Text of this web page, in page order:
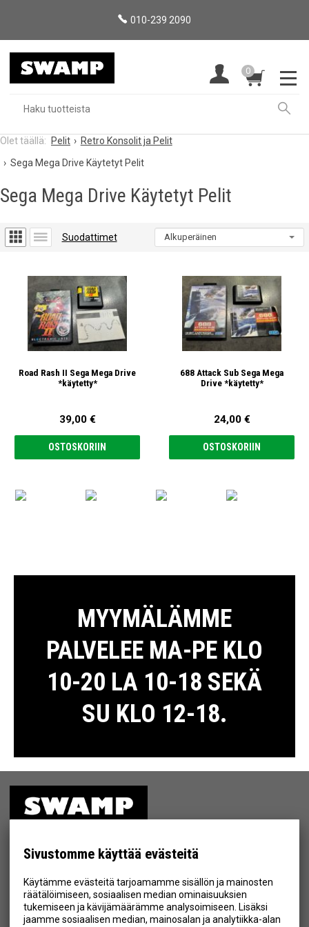
Sivustomme käyttää evästeitä
Käytämme evästeitä tarjoamamme sisällön ja mainosten
räätälöimiseen, sosiaalisen median ominaisuuksien
tukemiseen ja kävijämäärämme analysoimiseen. Lisäksi
jaamme sosiaalisen median, mainosalan ja analytiikka-alan
010-239 2090
0
Pelit
Retro Konsolit ja Pelit
Sega Mega Drive Käytetyt Pelit
Sega Mega Drive Käytetyt Pelit
Suodattimet
Road Rash II Sega Mega Drive
*käytetty*
39,00 €
OSTOSKORIIN
688 Attack Sub Sega Mega
Drive *käytetty*
24,00 €
OSTOSKORIIN
MYYMÄLÄMME
PALVELEE MA-PE KLO
10-20 LA 10-18 SEKÄ
SU KLO 12-18.
MYYMÄLÄ
YHTEYSTIEDOT